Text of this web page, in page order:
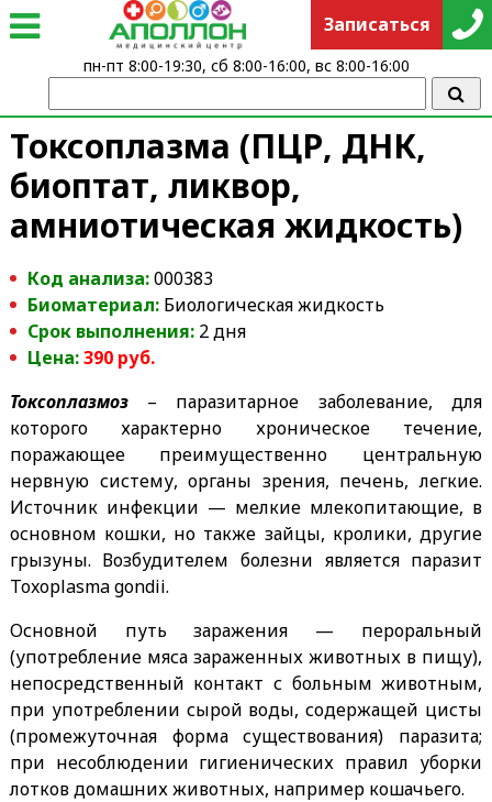
Токсоплазма (ПЦР, ДНК,
биоптат, ликвор,
амниотическая жидкость)
Код анализа:000383
Биоматериал: Биологическая жидкость
Срок выполнения:2 дня
Цена:390 руб.
Токсоплазмоз– паразитарное заболевание, для
которого характерно хроническое течение,
поражающее преимущественно центральную
нервную систему, органы зрения, печень, легкие.
Источник инфекции — мелкие млекопитающие, в
основном кошки, но также зайцы, кролики, другие
грызуны. Возбудителем болезни является паразит
Toxoplasma gondii.
Основной путь заражения — пероральный
(употребление мяса зараженных животных в пищу),
непосредственный контакт с больным животным,
при употреблении сырой воды, содержащей цисты
(промежуточная форма существования) паразита;
при несоблюдении гигиенических правил уборки
лотков домашних животных, например кошачьего.
Записаться
пн-пт 8:00-19:30, сб 8:00-16:00, вс 8:00-16:00